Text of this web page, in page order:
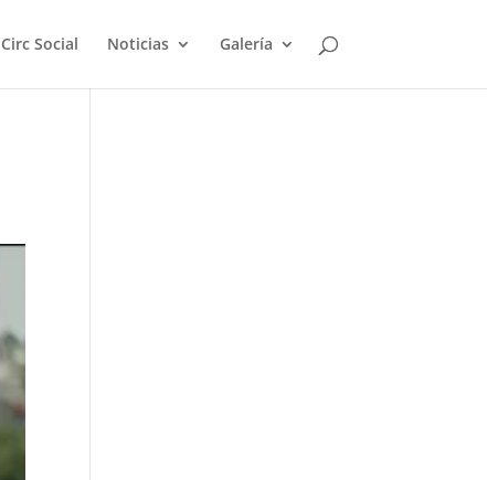
Social Noticias Galería